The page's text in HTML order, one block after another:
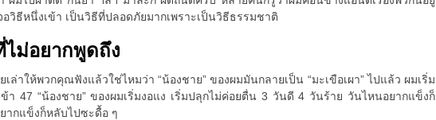
อวิธีหนึ่งเข้า เป็นวิธีที่ปลอดภัยมากเพราะเป็นวิธีธรรมชาติ
ไม่อยากพูดถึง
ล่าให้พวกคุณฟังแล้วใช่ไหมว่า “น้องชาย” ของผมมันกลายเป็น “มะเขือเผา” ไปแล้ว ผมเริ่ม
ข้า 47 “น้องชาย” ของผมเริ่มงอแง เริ่มปลุกไม่ค่อยตื่น 3 วันดี 4 วันร้าย วันไหนอยากแข็งก็
ากแข็งก็หลับไปซะดื้อ ๆ